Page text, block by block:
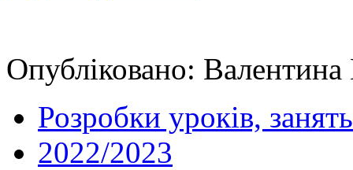
Опубліковано:
Розробки уроків, занять
2022/2023